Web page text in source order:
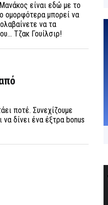
είναι εδώ με το
ομορφότερα μπορεί να
να τα
Τζακ Γουίλσιρ!
ποτέ. Συνεχίζουμε
δίνει ένα έξτρα bonus